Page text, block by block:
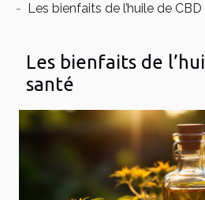
Les bienfaits de l’huile de
Les bienfaits de
santé